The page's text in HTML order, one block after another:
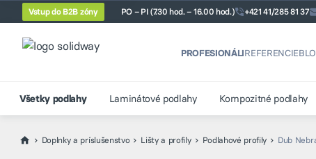
Vstup do B2B zóny PO – PI (7.30 hod. – 16.00 hod.) +421 41/285 81 37
PROFESIONÁLIREFERENCIE
Všetky podlahy Laminátové podlahy Kompozitné podlahy
Doplnky a príslušenstvo Lišty a profily Podlahové profily Dub